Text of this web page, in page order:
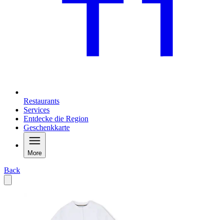
Restaurants
Services
Entdecke die Region
Geschenkkarte
More
Back